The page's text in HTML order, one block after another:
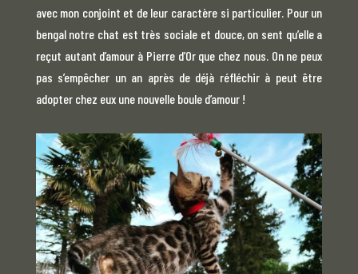
avec mon conjoint et de leur caractère si particulier. Pour un
bengal notre chat est très sociale et douce, on sent qu’elle a
reçut autant d’amour à Pierre d’Or que chez nous. On ne peux
pas s’empêcher un an après de déjà réfléchir à peut être
adopter chez eux une nouvelle boule d’amour !